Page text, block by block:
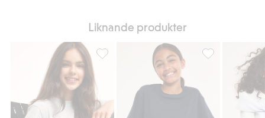
Liknande produkter
T-shirt, Lägg till i favoriter T-shirt, Lägg